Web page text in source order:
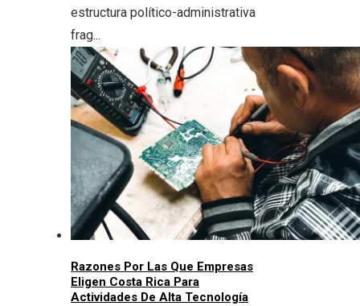
estructura político-administrativa
frag...
Razones Por Las Que Empresas
Eligen Costa Rica Para
Actividades De Alta Tecnología